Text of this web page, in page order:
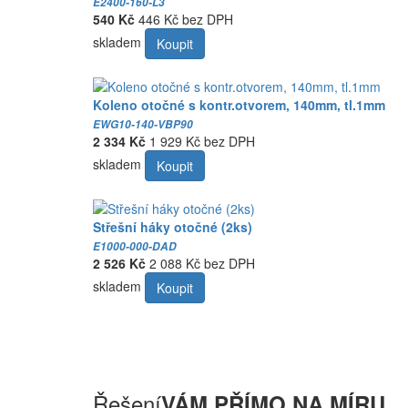
540 Kč 446 Kč bez DPH
skladem
Koupit
Koleno otočné s kontr.otvorem, 140mm, tl.1mm
EWG10-140-VBP90
2 334 Kč 1 929 Kč bez DPH
skladem
Koupit
Střešní háky otočné (2ks)
E1000-000-DAD
2 526 Kč 2 088 Kč bez DPH
skladem
Koupit